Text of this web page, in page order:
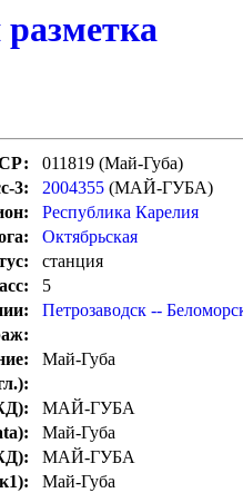
011819 (Май-Губа)
3:
2004355 (МАЙ-ГУБА)
Республика Карелия
Октябрьская
станция
5
Петрозаводск --
Май-Губа
МАЙ-ГУБА
Май-Губа
МАЙ-ГУБА
Май-Губа